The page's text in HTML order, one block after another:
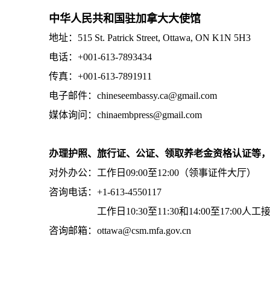
中华人民共和国驻加拿大大使馆
地址：515 St. Patrick Street, Ottawa, ON K1N 5H3
电话：+001-613-7893434
传真：+001-613-7891911
电子邮件：chineseembassy.ca@gmail.com
媒体询问：chinaembpress@gmail.com
办理护照、旅行证、公证、领取养老金资格认证等
对外办公：工作日09:00至12:00（领事证件大厅）
咨询电话：+1-613-4550117
工作日10:30至11:30和14:00至17:00人工
咨询邮箱：ottawa@csm.mfa.gov.cn